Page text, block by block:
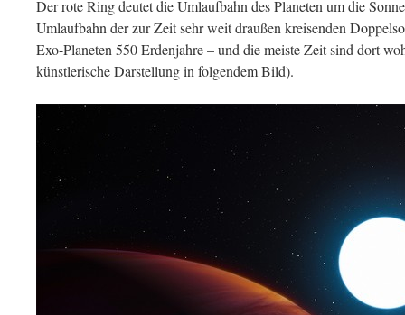
Der rote Ring deutet die Umlaufbahn des Planeten um die
Umlaufbahn der zur Zeit sehr weit draußen kreisenden
Exo-Planeten 550 Erdenjahre – und die meiste Zeit sind dort
künstlerische Darstellung in folgendem Bild).